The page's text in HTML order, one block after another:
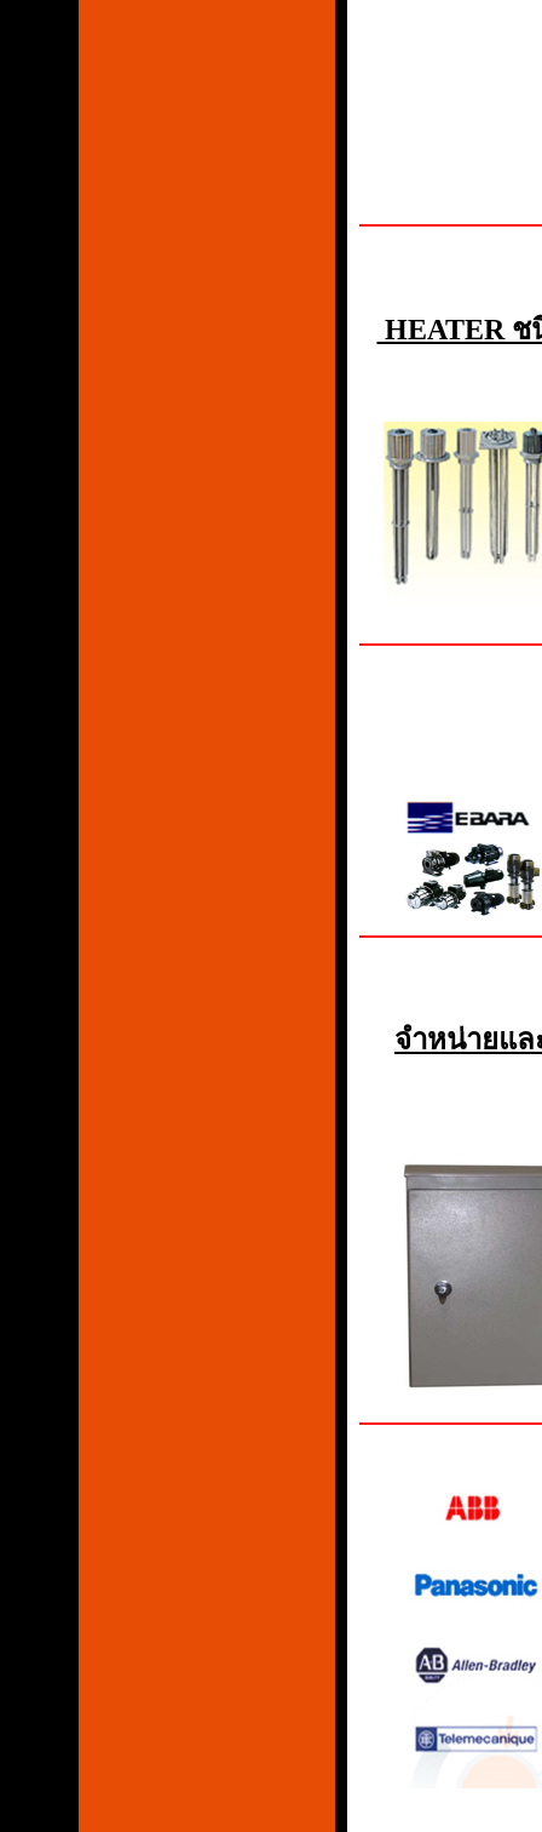
HEATER
จำหน่ายแ